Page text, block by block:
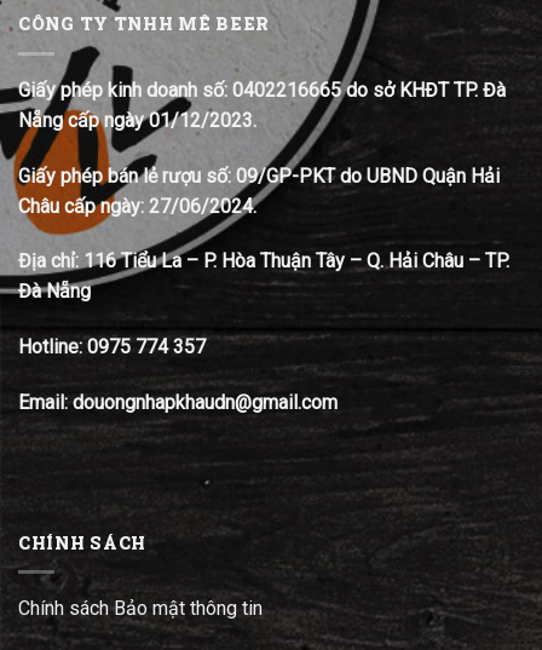
CÔNG TY TNHH MÊ BEER
Giấy phép kinh doanh số: 0402216665 do sở KHĐT TP. Đà
Nẵng cấp ngày 01/12/2023.
Giấy phép bán lẻ rượu số: 09/GP-PKT do UBND Quận Hải
Châu cấp ngày: 27/06/2024.
Địa chỉ: 116 Tiểu La – P. Hòa Thuận Tây – Q. Hải Châu – TP.
Đà Nẵng
Hotline: 0975 774 357
Email: douongnhapkhaudn@gmail.com
CHÍNH SÁCH
Chính sách Bảo mật thông tin